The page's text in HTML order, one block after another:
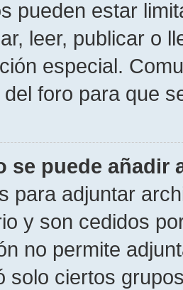
pueden estar
leer, publicar o
especial.
foro para que
se puede añadir
para adjuntar
y son cedidos
no permite
solo ciertos